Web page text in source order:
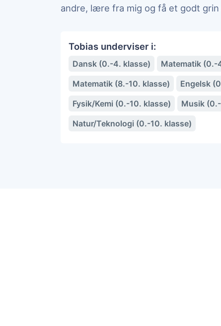
andre, lære fra mig og få et godt grin
Tobias underviser i:
Dansk (0.-4. klasse) Matematik (0.-
Matematik (8.-10. klasse)
Engelsk
Fysik/Kemi (0.-10. klasse)
Musik
Natur/Teknologi (0.-10. klasse)